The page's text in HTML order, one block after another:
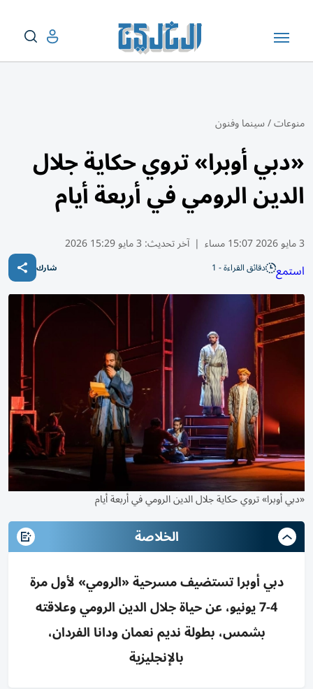
منوعات/سينما وفنون
«دبي أوبرا» تروي حكاية جلال
الدين الرومي في أربعة أيام
3 مايو 2026 15:07 مساء | آخر تحديث: 3 مايو 15:29 2026
استمع دقائق القراءة - 1 شارك
«دبي أوبرا» تروي حكاية جلال الدين الرومي في أربعة أيام
الخلاصة
دبي أوبرا تستضيف مسرحية «الرومي» لأول مرة
4-7 يونيو، عن حياة جلال الدين الرومي وعلاقته
بشمس، بطولة نديم نعمان ودانا الفردان،
بالإنجليزية